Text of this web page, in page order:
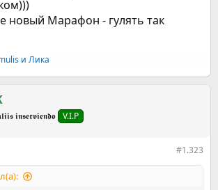
новый Марафон - гулять так
и Ликa
𝖎𝖓𝖘𝖊𝖗𝖛𝖎𝖊𝖓𝖉𝖔 V.I.P
#1.323